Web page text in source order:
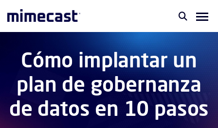
Cómo implantar un
plan de gobernanza
de datos en 10 pasos